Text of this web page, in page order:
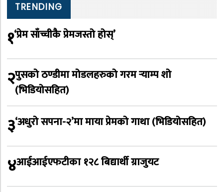
TRENDING
१‘प्रेम साँच्चीकै प्रेमजस्तो होस्’
२पुसको ठण्डीमा मोडलहरुको गरम र्‍याम्प शो
(भिडियोसहित)
३‘अधुरो सपना-२’मा माया प्रेमको गाथा (भिडियोसहित)
४आईआईएफटीका १२८ बिद्यार्थी ग्राजुयट